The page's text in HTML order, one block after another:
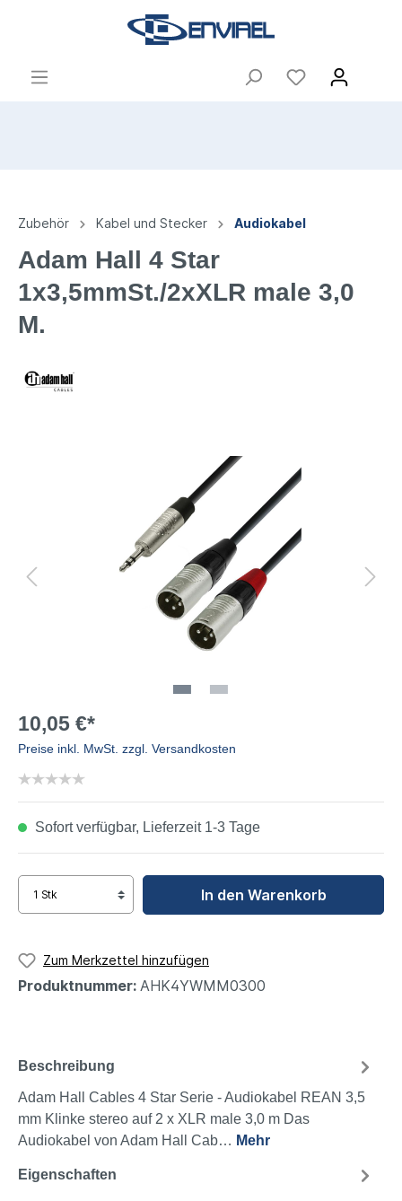
Zubehör Kabel und Stecker Audiokabel
Adam Hall 4 Star
1x3,5mmSt./2xXLR male 3,0
M.
10,05 €*
Preise inkl. MwSt. zzgl. Versandkosten
Sofort verfügbar, Lieferzeit 1-3 Tage
In den Warenkorb
Zum Merkzettel hinzufügen
Produktnummer: AHK4YWMM0300
Beschreibung
Adam Hall Cables 4 Star Serie - Audiokabel REAN 3,5
mm Klinke stereo auf 2 x XLR male 3,0 m Das
Audiokabel von Adam Hall Cab… Mehr
Eigenschaften